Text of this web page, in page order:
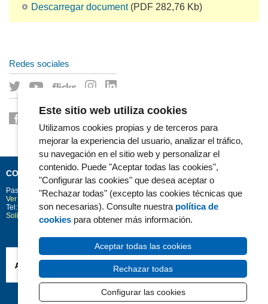
Descarregar document(PDF 282,76 Kb)
Redes sociales
CONTACTO
Passeig Marítim 25-29 Barcelona 08003
Ver la situación en Google Maps
Tel: 93 248 30 00 · Fax: 93 248 32 54
Solicitud de información
Este sitio web utiliza cookies
Utilizamos cookies propias y de terceros para
mejorar la experiencia del usuario, analizar el tráfico,
su navegación en el sitio web y personalizar el
contenido. Puede "Aceptar todas las cookies",
"Configurar las cookies" que desea aceptar o
"Rechazar todas" (excepto las cookies técnicas que
son necesarias). Consulte nuestra política de
cookies para obtener más información.
Aceptar todas las cookies
Rechazar todas
Configurar las cookies